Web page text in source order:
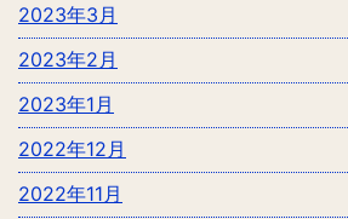
2023年3月
2023年2月
2023年1月
2022年12月
2022年11月